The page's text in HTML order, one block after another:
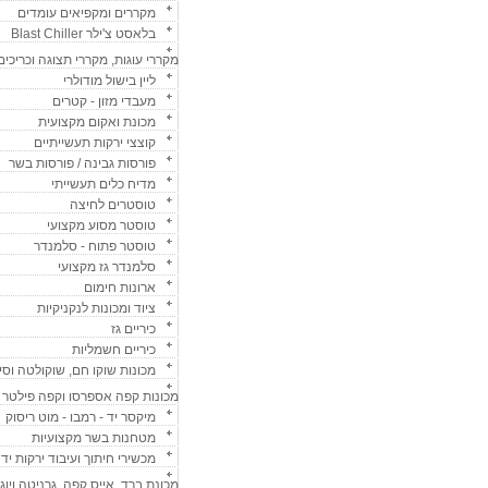
מקררים ומקפיאים עומדים
בלאסט צ'ילר Blast Chiller
מקררי עוגות, מקררי תצוגה
ליין בישול מודולרי
מעבדי מזון - קטרים
מכונת ואקום מקצועית
קוצצי ירקות תעשייתיים
פורסות גבינה / פורסות בשר
מדיח כלים תעשייתי
טוסטרים לחיצה
טוסטר מסוע מקצועי
טוסטר פתוח - סלמנדר
סלמנדר גז מקצועי
ארונות חימום
ציוד ומכונות לנקניקיות
כיריים גז
כיריים חשמליות
מכונות שוקו חם, שוקולטה
מכונות קפה אספרסו וקפה פילטר
מיקסר יד - רמבו - מוט ריסוק
מטחנות בשר מקצועיות
מכשירי חיתוך ועיבוד ירקות
מכונת ברד, אייס קפה, גרניטה